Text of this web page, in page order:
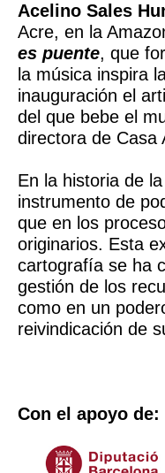
Acelino Sales
Acre, en la
es puente, que
la música inspira
inauguración el
del que bebe el
directora de Casa
En la historia de
instrumento de
que en los
originarios. Esta
cartografía se ha
gestión de los
como en un
reivindicación de
Con el apoyo de: